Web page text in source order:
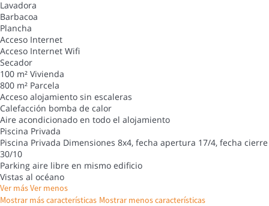
Lavadora
Barbacoa
Plancha
Acceso Internet
Acceso Internet Wifi
Secador
100 m² Vivienda
800 m² Parcela
Acceso alojamiento sin escaleras
Calefacción bomba de calor
Aire acondicionado en todo el alojamiento
Piscina Privada
Piscina Privada Dimensiones 8x4, fecha apertura 17/4, fecha cierre
30/10
Parking aire libre en mismo edificio
Vistas al océano
Ver másVer menos
Mostrar más características Mostrar menos características